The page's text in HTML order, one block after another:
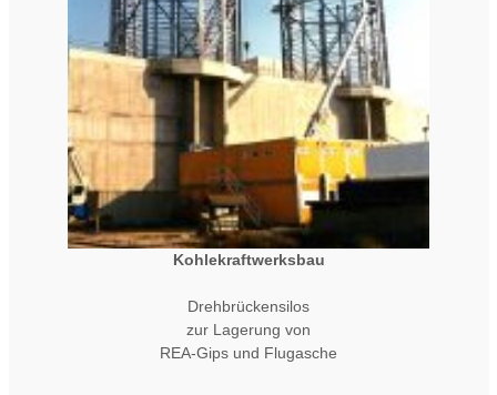
Kohlekraftwerksbau
Drehbrückensilos
zur Lagerung von
REA-Gips und Flugasche